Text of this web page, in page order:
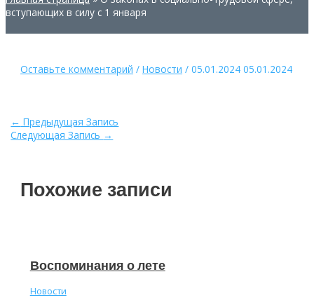
вступающих в силу с 1 января
Оставьте комментарий /Новости /05.01.2024 05.01.2024
Навигация
по
← Предыдущая Запись
Следующая Запись →
Похожие записи
Воспоминания о лете
Новости